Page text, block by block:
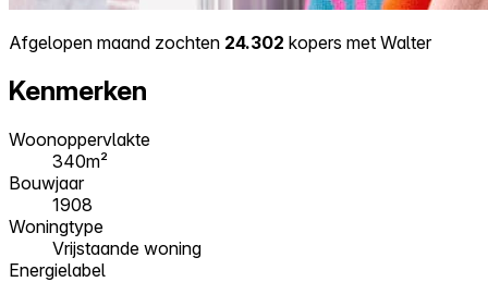
Afgelopen maand zochten 24.302 kopers met Walter
Kenmerken
Woonoppervlakte
340m²
Bouwjaar
1908
Woningtype
Vrijstaande woning
Energielabel